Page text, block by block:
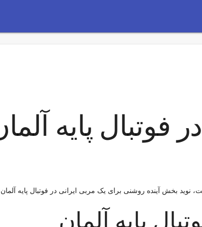
فوتبال پایه
نوید بخش آینده روشنی برای یک مربی ایرانی در فوتبال پایه
پایه آلمان